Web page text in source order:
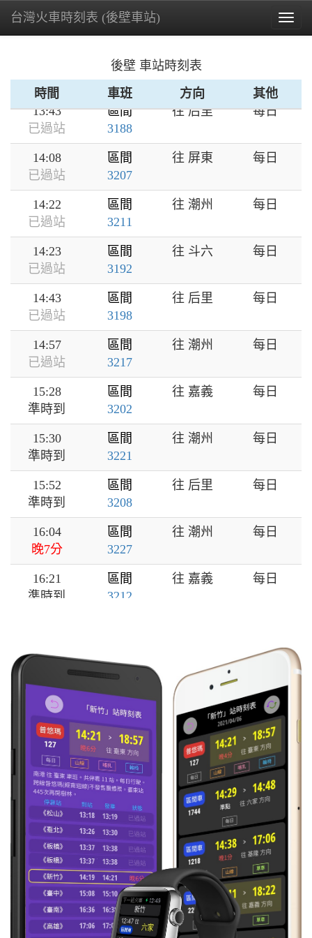
台灣火車時刻表 (後壁車站)
後壁 車站時刻表
時間
車班 方向 其他
12:57
已過站
區間
3197
已過站
區間
3201
往 潮州
13:43
已過站
區間
3188
往 后里 每日
14:08
已過站
區間
3207
往 屏東 每日
14:22
已過站
區間
3211
往 潮州 每日
14:23
已過站
區間
3192
往 斗六 每日
14:43
已過站
區間
3198
往 后里 每日
14:57
已過站
區間
3217
往 潮州 每日
15:28
準時到
區間
3202
往 嘉義 每日
15:30
準時到
區間
3221
往 潮州 每日
15:52
準時到
區間
3208
往 后里 每日
16:04
晚7分
區間
3227
往 潮州 每日
16:21
準時到
區間
3212
往 嘉義 每日
晚2分
區間
往 后里
17:10
準時到
區間
3237
往 潮州 每日
17:28
準時到
區間
3222
往 嘉義 每日
17:28
準時到
區間
3241
往 潮州
17:49
晚1分
區間
3228
往 后里 每日
17:57
準時到
區間
3247
往 潮州 每日